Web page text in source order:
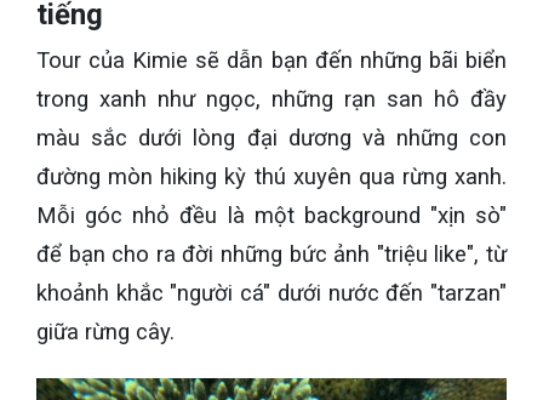
tiếng
Tour của Kimie sẽ dẫn bạn đến những bãi biển
trong xanh như ngọc, những rạn san hô đầy
màu sắc dưới lòng đại dương và những con
đường mòn hiking kỳ thú xuyên qua rừng xanh.
Mỗi góc nhỏ đều là một background "xịn sò"
để bạn cho ra đời những bức ảnh "triệu like", từ
khoảnh khắc "người cá" dưới nước đến "tarzan"
giữa rừng cây.